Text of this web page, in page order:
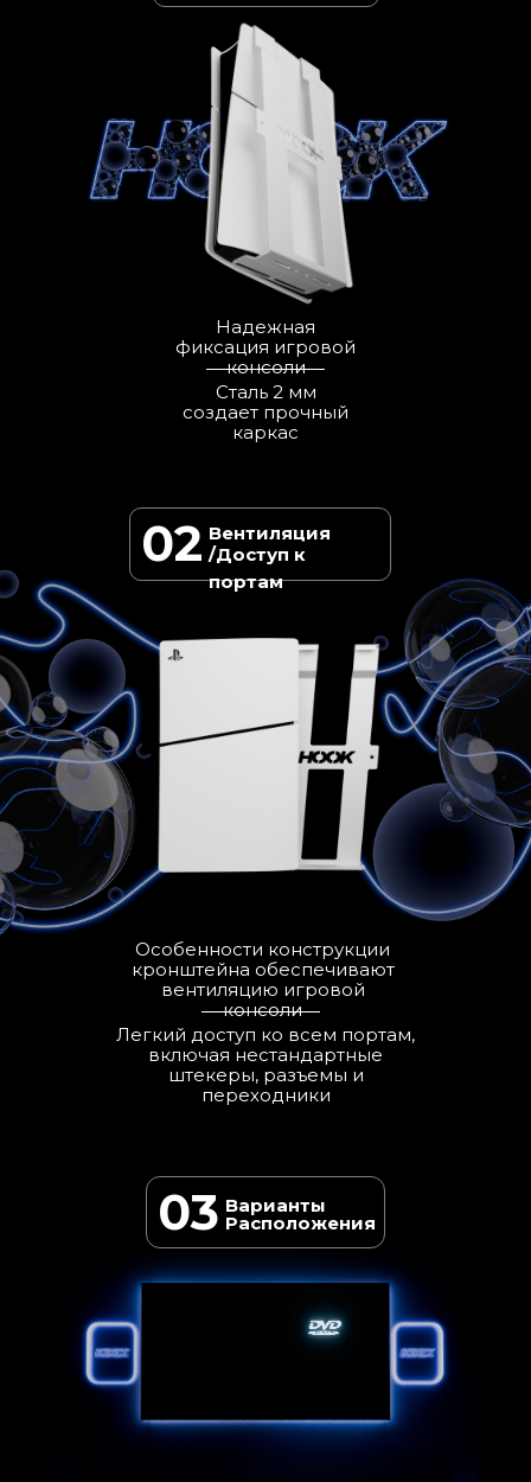
Надежная
фиксация игровой
консоли
Сталь 2 мм
создает прочный
каркас
Легкий доступ ко всем портам,
включая нестандартные
штекеры, разъемы и
переходники
Особенности конструкции
кронштейна обеспечивают
вентиляцию игровой
консоли
Вентиляция
/Доступ к
портам
02
Расположения
03 Варианты